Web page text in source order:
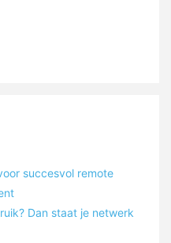
succesvol remote
Dan staat je netwerk